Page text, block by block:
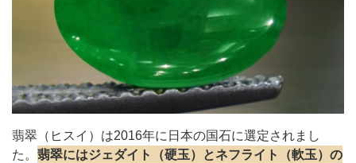
翡翠（ヒスイ）は2016年に日本の国石に選定されまし
た。 翡翠にはジェダイト（硬玉）とネフライト（軟玉）の